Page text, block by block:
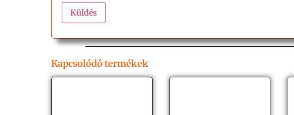
Kapcsolódó termékek